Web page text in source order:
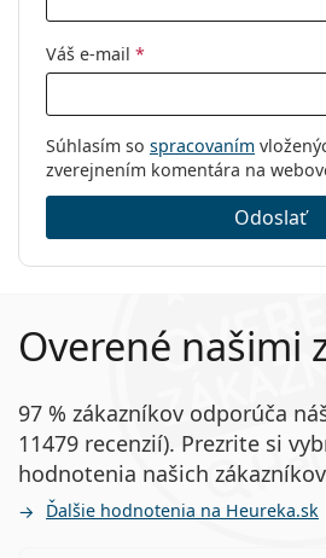
Váš e-mail *
Súhlasím so spracovaním
zverejnením komentára na
Odoslať
Overené našimi
97 % zákazníkov odporúča
11479 recenzií). Prezrite si
hodnotenia našich
Ďalšie hodnotenia na Heureka.sk